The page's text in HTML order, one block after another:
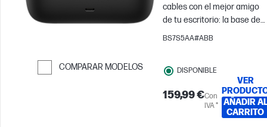
COMPARAR MODELOS
cables con el mejor amigo
de tu escritorio: la base de
acoplamiento de conexión
ordenador portátil[2] con
todo tu equipo. Todo
funciona a la perfección con
más puertos y menos
BS7S5AA#ABB
DISPONIBLE
159,99 €Con
IVA *
VER
AÑADIR AL
CARRITO